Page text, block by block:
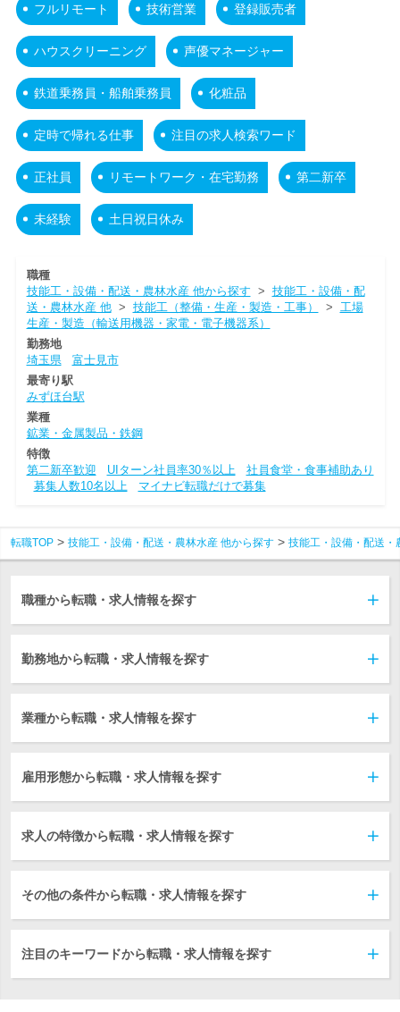
フルリモート 技術営業 登録販売者
ハウスクリーニング 声優マネージャー
鉄道乗務員・船舶乗務員 化粧品
定時で帰れる仕事 注目の求人検索ワード
正社員 リモートワーク・在宅勤務 第二新卒
未経験 土日祝日休み
職種
技能工・設備・配送・農林水産 他から探す > 技能工・設備・配
送・農林水産 他> 技能工（整備・生産・製造・工事） > 工場
生産・製造（輸送用機器・家電・電子機器系）
勤務地
埼玉県
富士見市
最寄り駅
みずほ台駅
業種
鉱業・金属製品・鉄鋼
特徴
第二新卒歓迎
UIターン社員率30％以上
社員食堂・食事補助あり
募集人数10名以上
マイナビ転職だけで募集
転職TOP 技能工・設備・配送・農林水産 他から探す 技能工・設備・配送・
職種から転職・求人情報を探す
勤務地から転職・求人情報を探す
業種から転職・求人情報を探す
雇用形態から転職・求人情報を探す
求人の特徴から転職・求人情報を探す
その他の条件から転職・求人情報を探す
注目のキーワードから転職・求人情報を探す